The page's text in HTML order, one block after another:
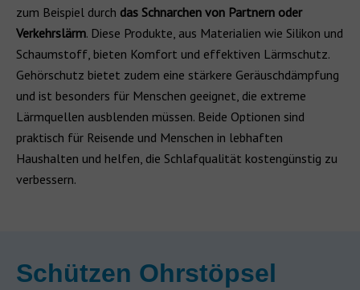
zum Beispiel durch das Schnarchen von Partnern oder
Verkehrslärm. Diese Produkte, aus Materialien wie Silikon und
Schaumstoff, bieten Komfort und effektiven Lärmschutz.
Gehörschutz bietet zudem eine stärkere Geräuschdämpfung
und ist besonders für Menschen geeignet, die extreme
Lärmquellen ausblenden müssen. Beide Optionen sind
praktisch für Reisende und Menschen in lebhaften
Haushalten und helfen, die Schlafqualität kostengünstig zu
verbessern.
Schützen Ohrstöpsel